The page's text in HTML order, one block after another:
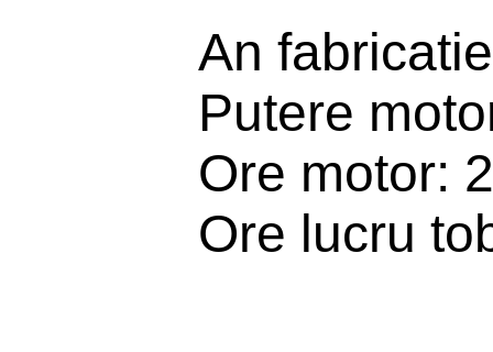
An
Putere
Ore motor:
Ore lucru